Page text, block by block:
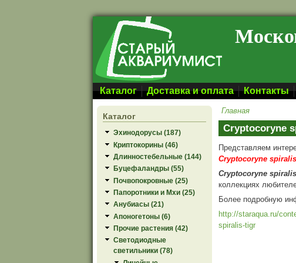
Перейти к основному содержанию
Каталог Доставка и оплата Контакты
Каталог
Эхинодорусы (187)
Криптокорины (46)
Длинностебельные (144)
Буцефаландры (55)
Почвопокровные (25)
Папоротники и Мхи (25)
Анубиасы (21)
Апоногетоны (6)
Прочие растения (42)
Светодиодные
светильники (78)
Главная
Cryptocoryne
Представляем
Cryptocoryne
Cryptocoryne
коллекциях
Более подробную
http://staraqua.ru/
spiralis-tigr